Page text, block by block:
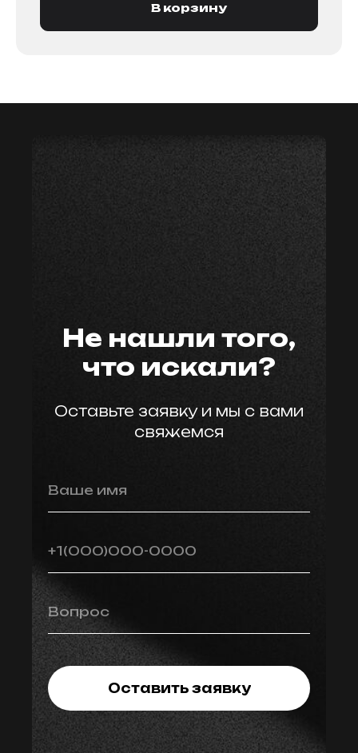
В корзину
Не нашли того,
что искали?
Оставьте заявку и мы с вами
свяжемся
Ваше имя
+1(000)000-0000
Вопрос
Оставить заявку